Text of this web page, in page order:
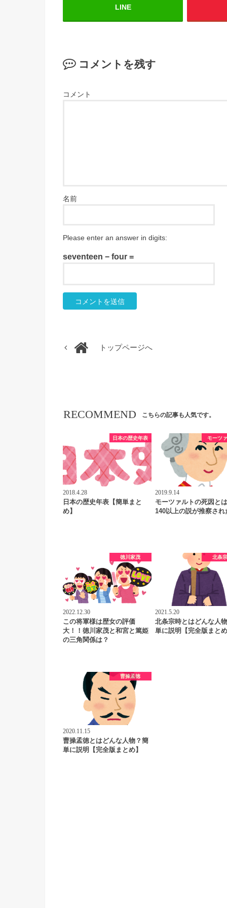
LINE
コメントを残す
コメント
名前
Please enter an answer in digits:
seventeen − four =
トップページへ
RECOMMEND こちらの記事も人気です。
日本の歴史年表
2018.4.28
日本の歴史年表【簡単まと
め】
モーツ
2019.9.14
モーツァルトの死因と
140以上の説が推察され
徳川家茂
2022.12.30
この将軍様は歴女の評価
大！！徳川家茂と和宮と篤姫
の三角関係は？
北条
2021.5.20
北条宗時とはどんな人
単に説明【完全版まと
曹操孟徳
2020.11.15
曹操孟徳とはどんな人物？簡
単に説明【完全版まとめ】